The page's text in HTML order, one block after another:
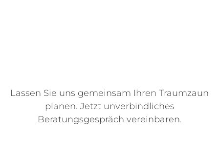
Lassen Sie uns gemeinsam Ihren Traumzaun
planen. Jetzt unverbindliches
Beratungsgespräch vereinbaren.